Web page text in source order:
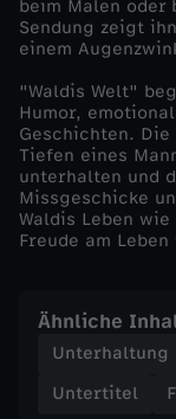
h
a
o
s
n
d
beim Malen oder
Sendung zeigt
einem
"Waldis Welt"
Humor,
Geschichten. Die
Tiefen eines
unterhalten und
Missgeschicke
Waldis Leben
Freude am
Ähnliche
Unterhaltung
Untertitel